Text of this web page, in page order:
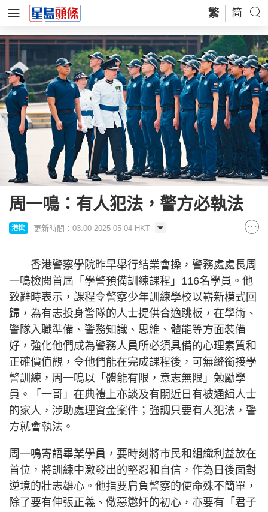
繁 简
周一鳴：有人犯法，警方必執法
港聞 更新時間：03:00 2025-05-04 HKT
香港警察學院昨早舉行結業會操，警務處處長周
一鳴檢閱首屆「學警預備訓練課程」116名學員。他
致辭時表示，課程令警察少年訓練學校以嶄新模式回
歸，為有志投身警隊的人士提供合適跳板，在學術、
警隊入職準備、警務知識、思維、體能等方面裝備
好，強化他們成為警務人員所必須具備的心理素質和
正確價值觀，令他們能在完成課程後，可無縫銜接學
警訓練，周一鳴以「體能有限，意志無限」勉勵學
員。「一哥」在典禮上亦談及有關近日有被通緝人士
的家人，涉助處理資金案件；強調只要有人犯法，警
方就會執法。
周一鳴寄語畢業學員，要時刻將市民和組織利益放在
首位，將訓練中激發出的堅忍和自信，作為日後面對
逆境的壯志雄心。他指要肩負警察的使命殊不簡單，
除了要有伸張正義、儆惡懲奸的初心，亦要有「君子